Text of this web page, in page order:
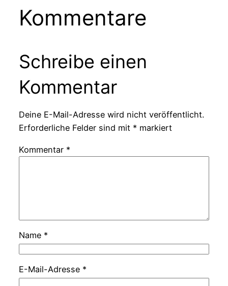
Kommentare
Schreibe einen
Kommentar
Deine E-Mail-Adresse wird nicht veröffentlicht.
Erforderliche Felder sind mit * markiert
Kommentar *
Name *
E-Mail-Adresse *